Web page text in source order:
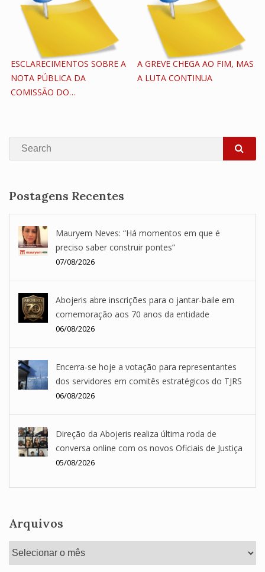
ESCLARECIMENTOS SOBRE A
NOTA PÚBLICA DA
COMISSÃO DO…
A GREVE CHEGA AO FIM, MAS
A LUTA CONTINUA
Search
Postagens Recentes
Mauryem Neves: “Há momentos em que é
preciso saber construir pontes”
07/08/2026
Abojeris abre inscrições para o jantar-baile em
comemoração aos 70 anos da entidade
06/08/2026
Encerra-se hoje a votação para representantes
dos servidores em comitês estratégicos do TJRS
06/08/2026
Direção da Abojeris realiza última roda de
conversa online com os novos Oficiais de Justiça
05/08/2026
Arquivos
Arquivos